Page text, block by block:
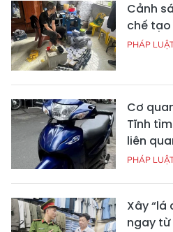
Cảnh
chế
PHÁP
Cơ
Tĩnh
liên
PHÁP
Xây “lá
ngay